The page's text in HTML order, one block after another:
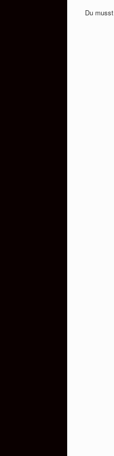
Du musst